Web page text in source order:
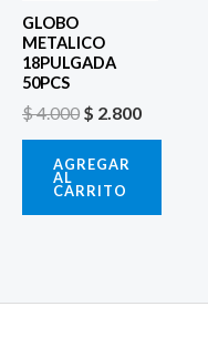
GLOBO
METALICO
18PULGADA
50PCS
$4.000 $ 2.800
AGREGAR
AL
CARRITO